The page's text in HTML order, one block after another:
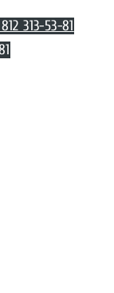
313-53-81